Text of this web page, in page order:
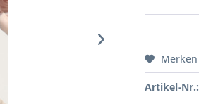
Merken
Artikel-Nr.: